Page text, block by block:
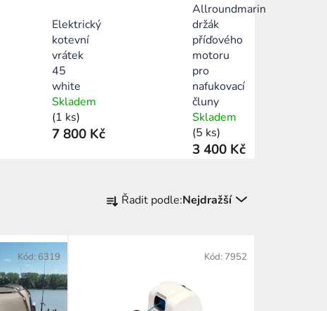
Elektrický
kotevní
vrátek
45
white
Skladem
(1 ks)
7 800 Kč
Allroundmarin
držák
příďového
motoru
pro
nafukovací
čluny
Skladem
(5 ks)
3 400 Kč
a Řadit podle:Nejdražší
Kód: 6319 Kód: 7952